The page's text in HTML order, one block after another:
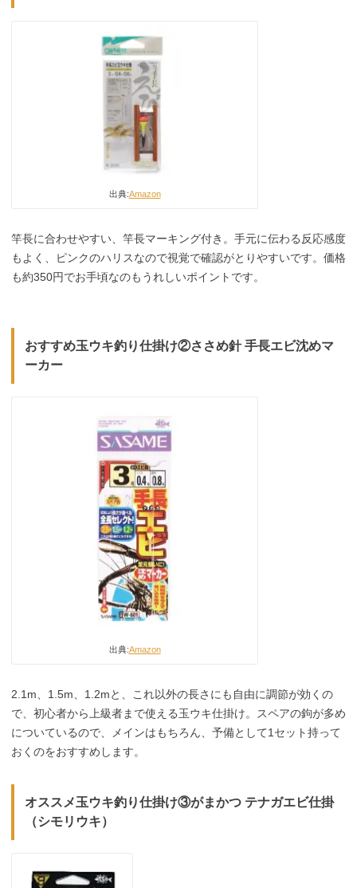
出典:Amazon
竿長に合わせやすい、竿長マーキング付き。手元に伝わる反応感度
もよく、ピンクのハリスなので視覚で確認がとりやすいです。価格
も約350円でお手頃なのもうれしいポイントです。
おすすめ玉ウキ釣り仕掛け②ささめ針 手長エビ沈めマ
ーカー
出典:Amazon
2.1m、1.5m、1.2mと、これ以外の長さにも自由に調節が効くの
で、初心者から上級者まで使える玉ウキ仕掛け。スペアの鉤が多め
についているので、メインはもちろん、予備として1セット持って
おくのをおすすめします。
オススメ玉ウキ釣り仕掛け③がまかつ テナガエビ仕掛
（シモリウキ）